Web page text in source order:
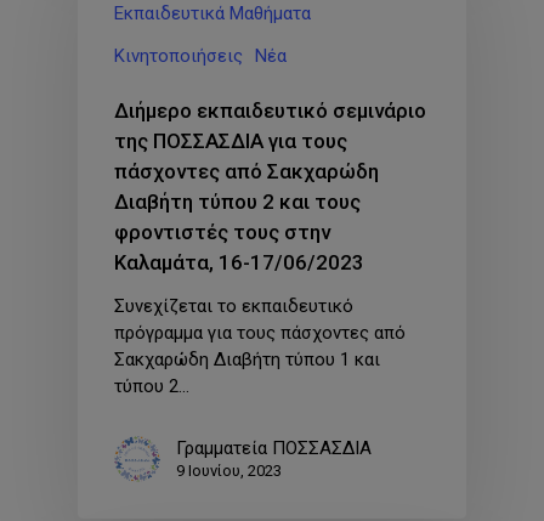
Εκπαιδευτικά Μαθήματα
Κινητοποιήσεις
Νέα
Διήμερο εκπαιδευτικό σεμινάριο
της ΠΟΣΣΑΣΔΙΑ για τους
πάσχοντες από Σακχαρώδη
Διαβήτη τύπου 2 και τους
φροντιστές τους στην
Καλαμάτα, 16-17/06/2023
Συνεχίζεται το εκπαιδευτικό
πρόγραμμα για τους πάσχοντες από
Σακχαρώδη Διαβήτη τύπου 1 και
τύπου 2…
Γραμματεία ΠΟΣΣΑΣΔΙΑ
9 Ιουνίου, 2023